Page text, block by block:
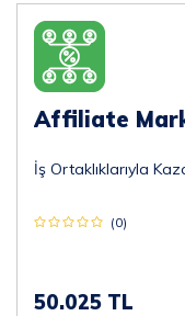
Affiliate
İş Ortaklıklarıyla
(0)
50.025 TL